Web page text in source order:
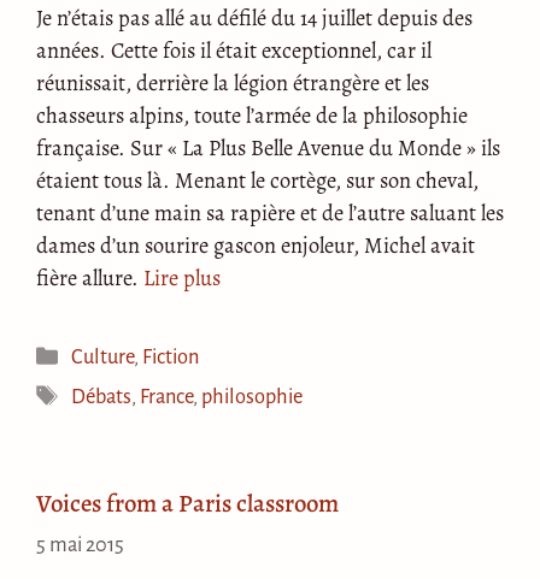
Je n’étais pas allé au défilé du 14 juillet depuis des
années. Cette fois il était exceptionnel, car il
réunissait, derrière la légion étrangère et les
chasseurs alpins, toute l’armée de la philosophie
française. Sur « La Plus Belle Avenue du Monde » ils
étaient tous là. Menant le cortège, sur son cheval,
tenant d’une main sa rapière et de l’autre saluant les
dames d’un sourire gascon enjoleur, Michel avait
fière allure. Lire plus
Catégories
Culture, Fiction
Étiquettes
Débats, France, philosophie
Voices from a Paris classroom
5 mai 2015